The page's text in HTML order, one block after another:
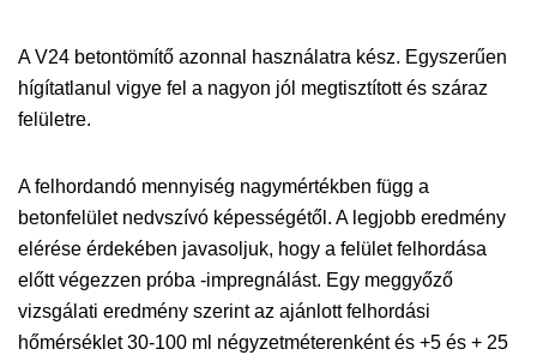
A V24 betontömítő azonnal használatra kész. Egyszerűen
hígítatlanul vigye fel a nagyon jól megtisztított és száraz
felületre.
A felhordandó mennyiség nagymértékben függ a
betonfelület nedvszívó képességétől. A legjobb eredmény
elérése érdekében javasoljuk, hogy a felület felhordása
előtt végezzen próba -impregnálást. Egy meggyőző
vizsgálati eredmény szerint az ajánlott felhordási
hőmérséklet 30-100 ml négyzetméterenként és +5 és + 25